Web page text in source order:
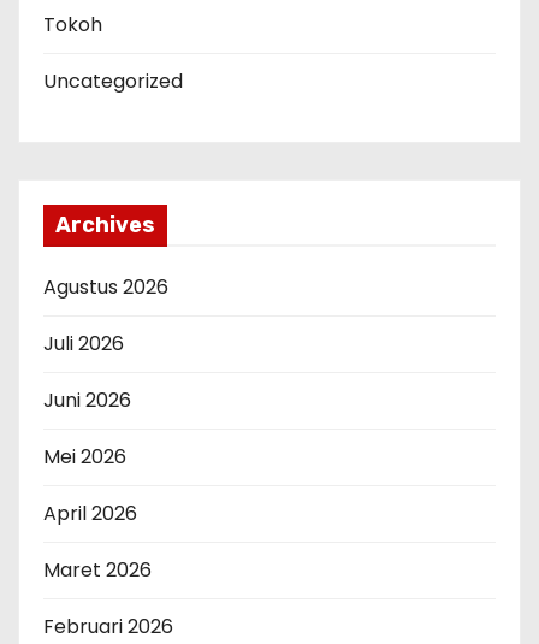
Tokoh
Uncategorized
Archives
Agustus 2026
Juli 2026
Juni 2026
Mei 2026
April 2026
Maret 2026
Februari 2026